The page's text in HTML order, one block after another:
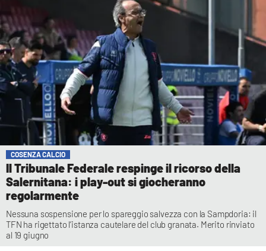
COSENZA CALCIO
Il Tribunale Federale respinge il ricorso della
Salernitana: i play-out si giocheranno
regolarmente
Nessuna sospensione per lo spareggio salvezza con la Sampdoria: il
TFN ha rigettato l’istanza cautelare del club granata. Merito rinviato
al 19 giugno